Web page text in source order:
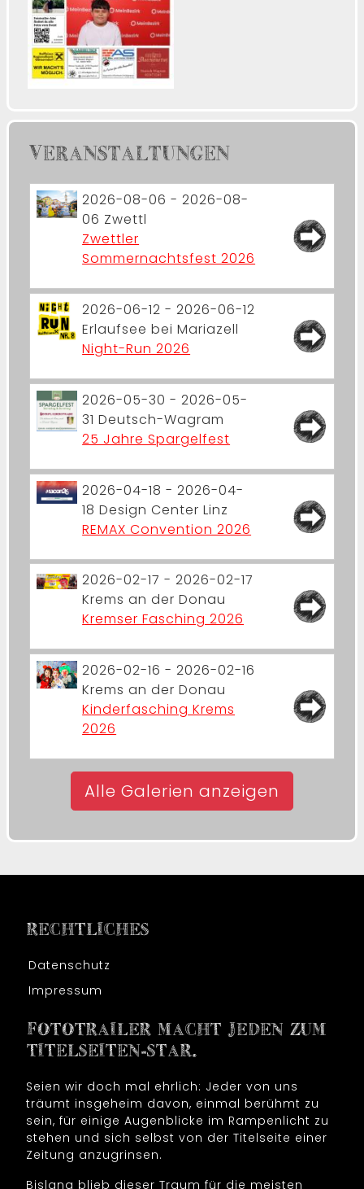
VERANSTALTUNGEN
2026-08-06 - 2026-08-
06 Zwettl
Zwettler
Sommernachtsfest 2026
2026-06-12 - 2026-06-12
Erlaufsee bei Mariazell
Night-Run 2026
2026-05-30 - 2026-05-
31 Deutsch-Wagram
25 Jahre Spargelfest
2026-04-18 - 2026-04-
18 Design Center Linz
REMAX Convention 2026
2026-02-17 - 2026-02-17
Krems an der Donau
Kremser Fasching 2026
2026-02-16 - 2026-02-16
Krems an der Donau
Kinderfasching Krems
2026
Alle Galerien anzeigen
RECHTLICHES
Datenschutz
Impressum
FOTOTRAILER MACHT JEDEN ZUM
TITELSEITEN-STAR.
Seien wir doch mal ehrlich: Jeder von uns
träumt insgeheim davon, einmal berühmt zu
sein, für einige Augenblicke im Rampenlicht zu
stehen und sich selbst von der Titelseite einer
Zeitung anzugrinsen.
Bislang blieb dieser Traum für die meisten